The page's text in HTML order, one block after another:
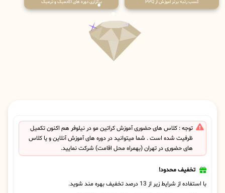
کسب رتبه برتر آموزش از PPQ برگزاری دوره های آکادمیک و ترمیک
توجه : کلاس های حضوری آموزش کراتین مو در نیلوفر هم اکنون تکمیل
ظرفیت شده است . شما میتوانید در دوره های آموزش آنلاین و یا کلاس
های حضوری در تهران (بهمراه محل اقامت) شرکت نمایید.
تخفیف محدود!
با استفاده از شرایط زیر از 13 درصد تخفیف بهره مند شوید.